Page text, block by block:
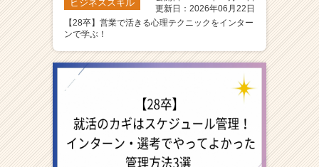
キ
ャ
ア
（C
r
C
ビジネススキル
更新日：2026年06月22日
【28卒】営業で活きる心理テクニックをインター
ンで学ぶ！